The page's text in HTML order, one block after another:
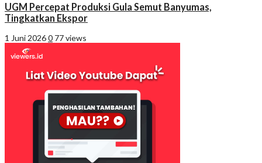
UGM Percepat Produksi Gula Semut Banyumas,
Tingkatkan Ekspor
1 Juni 20260 77 views